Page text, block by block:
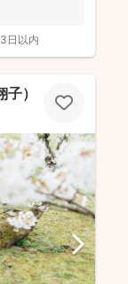
3日以内
）